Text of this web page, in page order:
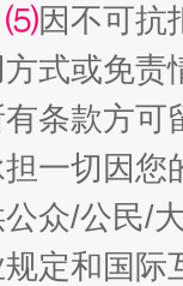
从幼
⑸因不可抗
式或免责
条款方
一切因
众/公民/
定和国